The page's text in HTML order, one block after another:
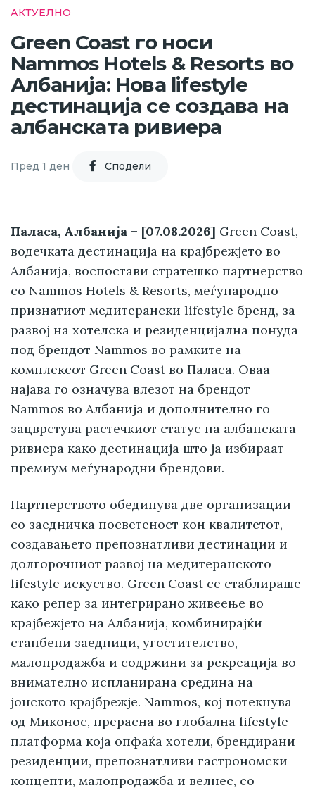
АКТУЕЛНО
Green Coast го носи
Nammos Hotels & Resorts во
Албанија: Нова lifestyle
дестинација се создава на
албанската ривиера
Пред 1 ден Cподели
Паласа, Албанија – [07.08.2026] Green Coast,
водечката дестинација на крајбрежјето во
Албанија, воспостави стратешко партнерство
со Nammos Hotels & Resorts, меѓународно
признатиот медитерански lifestyle бренд, за
развој на хотелска и резиденцијална понуда
под брендот Nammos во рамките на
комплексот Green Coast во Паласа. Оваа
најава го означува влезот на брендот
Nammos во Албанија и дополнително го
зацврстува растечкиот статус на албанската
ривиера како дестинација што ја избираат
премиум меѓународни брендови.
Партнерството обединува две организации
со заедничка посветеност кон квалитетот,
создавањето препознатливи дестинации и
долгорочниот развој на медитеранското
lifestyle искуство. Green Coast се етаблираше
како репер за интегрирано живеење во
крајбежјето на Албанија, комбинирајќи
станбени заедници, угостителство,
малопродажба и содржини за рекреација во
внимателно испланирана средина на
јонското крајбрежје. Nammos, кој потекнува
од Миконос, прерасна во глобална lifestyle
платформа која опфаќа хотели, брендирани
резиденции, препознатливи гастрономски
концепти, малопродажба и велнес, со